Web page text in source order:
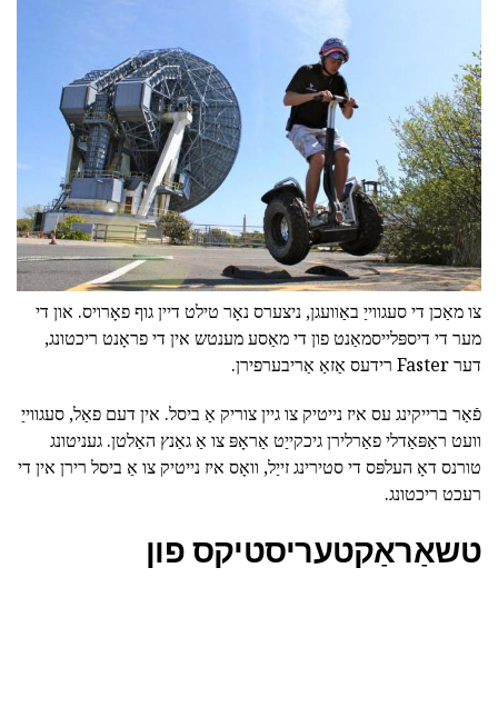
צו מאַכן די סעגווייַ באַוועגן, ניצערס נאָר טילט דיין גוף פאָרויס. און די
מער די דיספּלייסמאַנט פון די מאַסע מענטש אין די פראָנט ריכטונג,
דער Faster רידעס אַזאַ אַריבערפירן.
פֿאַר ברייקינג עס איז נייטיק צו גיין צוריק אַ ביסל. אין דעם פאַל, סעגווייַ
וועט ראַפּאַדלי פאַרלירן גיכקייַט אַראָפּ צו אַ גאַנץ האַלטן. געניטונג
טורנס דאָ העלפּס די סטירינג זייַל, וואָס איז נייטיק צו אַ ביסל רירן אין די
רעכט ריכטונג.
טשאַראַקטעריסטיקס פון